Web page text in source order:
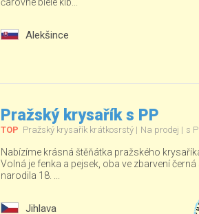
Alekšince
Pražský krysařík s PP
TOP Pražský krysařík krátkosrstý Na prodej s
Nabízíme krásná štěňátka pražského
Volná je fenka a pejsek, oba ve zbarvení
narodila 18. ...
Jihlava